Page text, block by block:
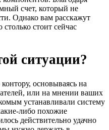
счет, который не
Однако вам расскажут
стоит сейчас
ситуации?
основываясь на
или на мнении ваших
устанавливали систему
либо похожие
действительно удачно